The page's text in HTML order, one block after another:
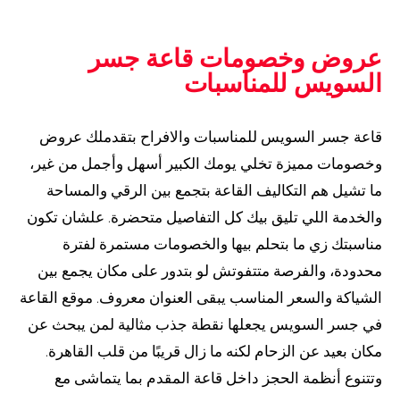
عروض وخصومات قاعة جسر
السويس للمناسبات
قاعة جسر السويس للمناسبات والافراح بتقدملك عروض
وخصومات مميزة تخلي يومك الكبير أسهل وأجمل من غير،
ما تشيل هم التكاليف القاعة بتجمع بين الرقي والمساحة
والخدمة اللي تليق بيك كل التفاصيل متحضرة. علشان تكون
مناسبتك زي ما بتحلم بيها والخصومات مستمرة لفترة
محدودة، والفرصة متتفوتش لو بتدور على مكان يجمع بين
الشياكة والسعر المناسب يبقى العنوان معروف. موقع القاعة
في جسر السويس يجعلها نقطة جذب مثالية لمن يبحث عن
مكان بعيد عن الزحام لكنه ما زال قريبًا من قلب القاهرة.
وتتنوع أنظمة الحجز داخل قاعة المقدم بما يتماشى مع